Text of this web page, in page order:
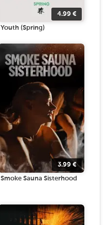
4.99 €
Youth (Spring)
3.99 €
Smoke Sauna Sisterhood